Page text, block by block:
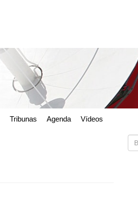
Tribunas Agenda Vídeos